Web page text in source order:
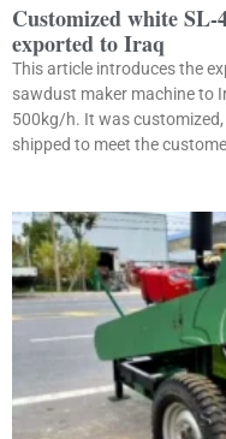
Customized white SL-
exported to Iraq
This article introduces the
sawdust maker machine to
500kg/h. It was
shipped to meet the